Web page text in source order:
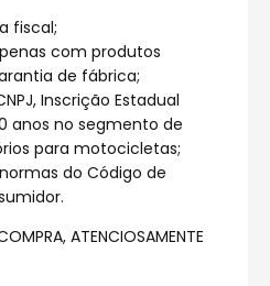
fiscal;
com produtos
de fábrica;
Inscrição Estadual
anos no segmento de
para motocicletas;
do Código de
ATENCIOSAMENTE